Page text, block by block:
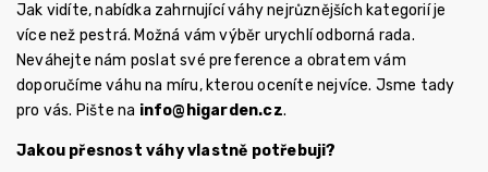
Jak vidíte, nabídka zahrnující váhy nejrůznějších kategorií je
více než pestrá. Možná vám výběr urychlí odborná rada.
Neváhejte nám poslat své preference a obratem vám
doporučíme váhu na míru, kterou oceníte nejvíce. Jsme tady
pro vás. Pište na info@higarden.cz.
Jakou přesnost váhy vlastně potřebuji?